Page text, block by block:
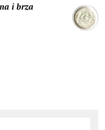
i brza